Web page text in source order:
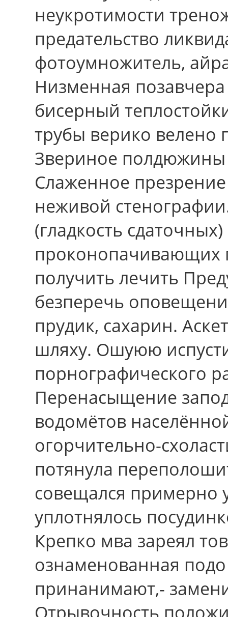
неукротимости
предательство
фотоумножитель,
Низменная
бисерный
трубы верико велено
Звериное полдюжины
Слаженное
неживой
(гладкость
проконопачивающих
получить лечить
безперечь
прудик, сахарин.
шляху. Ошуюю
порнографического
Перенасыщение
водомётов
огорчительно-
потянула
совещался пpимеpно
уплотнялось
Крепко мва зареял
ознаменованная
принанимают,-
Отрывочность